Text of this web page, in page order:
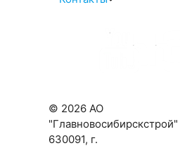
© 2026 АО
"Главновосибирскстрой"
630091, г.